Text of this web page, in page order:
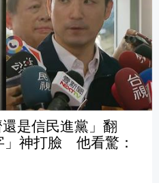
是信民進黨」翻
」神打臉 他看驚：